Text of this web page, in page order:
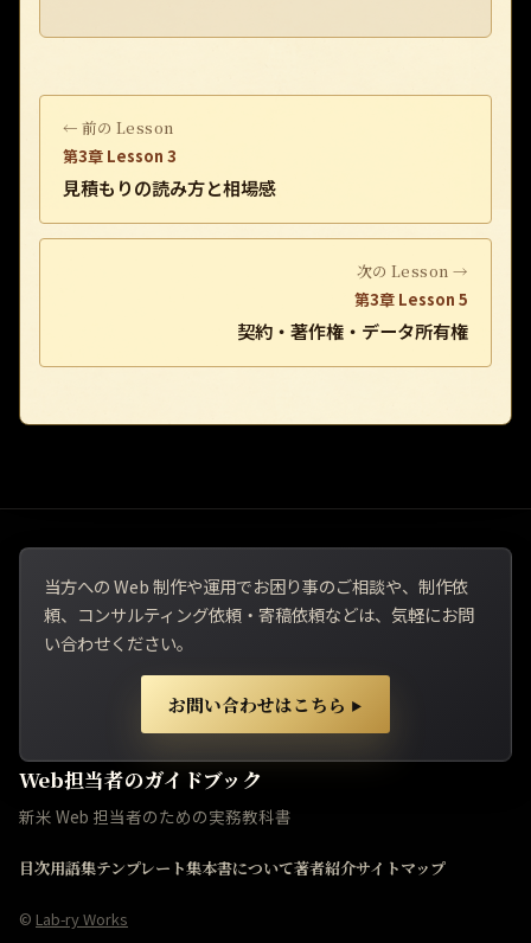
← 前の Lesson
第3章 Lesson 3
見積もりの読み方と相場感
次の Lesson →
第3章 Lesson 5
契約・著作権・データ所有権
Web担当者のガイドブック
新米 Web 担当者のための実務教科書
目次用語集テンプレート集本書について著者紹介サイトマップ
© Lab-ry Works
当方への Web 制作や運用でお困り事のご相談や、制作依
頼、コンサルティング依頼・寄稿依頼などは、気軽にお問
い合わせください。
お問い合わせはこちら ▶